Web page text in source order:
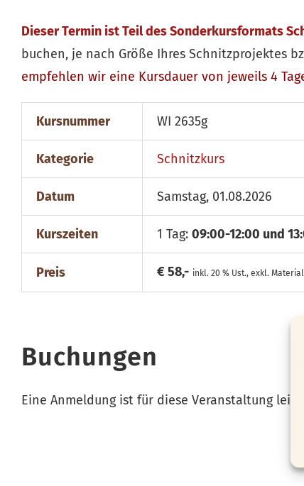
Dieser Termin ist Teil des Sonderkursformats
buchen, je nach Größe Ihres Schnitzprojektes
empfehlen wir eine Kursdauer von jeweils 4
Kursnummer WI 2635g
Kategorie Schnitzkurs
Datum Samstag, 01.08.2026
Kurszeiten 1 Tag: 09:00-12:00 und
Preis € 58,- inkl. 20 % Ust., exkl.
Buchungen
Eine Anmeldung ist für diese Veranstaltung